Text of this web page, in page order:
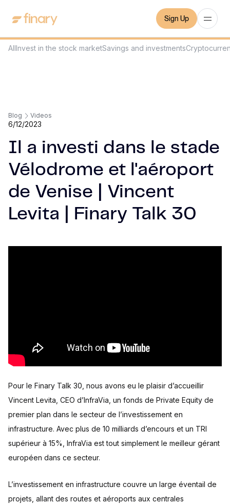
Sign Up
AllInvest in the stock marketSavings and investments
Blog Videos
6/12/2023
Il a investi dans le stade
Vélodrome et l'aéroport
de Venise | Vincent
Levita | Finary Talk 30
Pour le Finary Talk 30, nous avons eu le plaisir d’accueillir
Vincent Levita, CEO d’InfraVia, un fonds de Private Equity de
premier plan dans le secteur de l’investissement en
infrastructure. Avec plus de 10 milliards d’encours et un TRI
supérieur à 15%, InfraVia est tout simplement le meilleur gérant
européen dans ce secteur.
L’investissement en infrastructure couvre un large éventail de
projets, allant des routes et aéroports aux centrales